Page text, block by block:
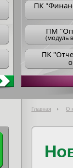
ПК
ПM
(модуль
ПK
Главная О